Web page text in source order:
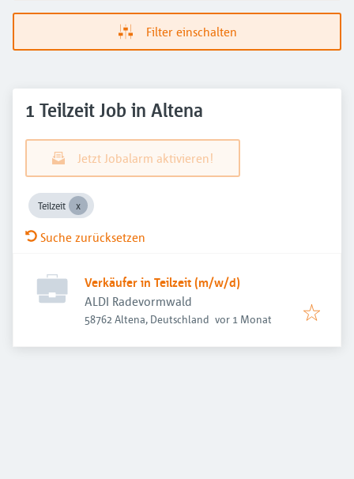
Filter einschalten
1 Teilzeit Job in Altena
Jetzt Jobalarm aktivieren!
Teilzeit
Suche zurücksetzen
Verkäufer in Teilzeit (m/w/d)
ALDI Radevormwald
58762 Altena, Deutschland Veröffentlicht
vor 1 Monat